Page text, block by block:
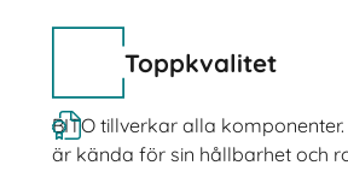
Toppkvalitet
BITO tillverkar alla
är kända för sin hållbarhet och